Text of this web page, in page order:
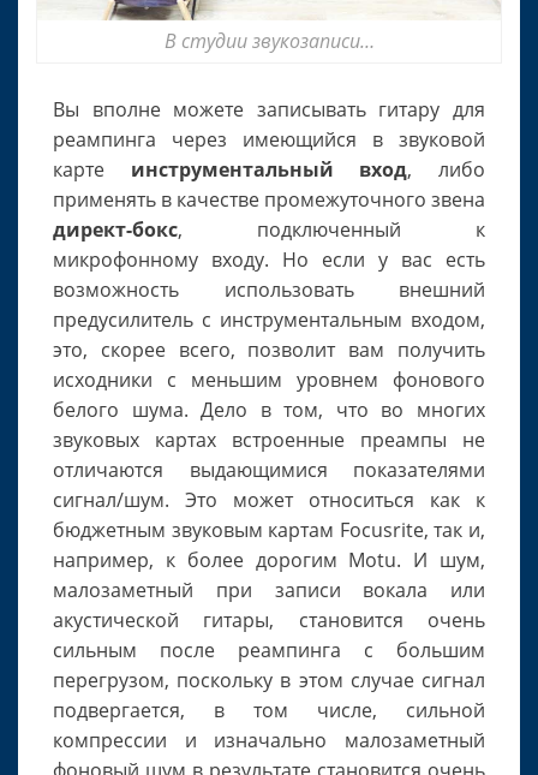
В студии звукозаписи…
Вы вполне можете записывать гитару для
реампинга через имеющийся в звуковой
карте инструментальный вход, либо
применять в качестве промежуточного звена
директ-бокс, подключенный к
микрофонному входу. Но если у вас есть
возможность использовать внешний
предусилитель с инструментальным входом,
это, скорее всего, позволит вам получить
исходники с меньшим уровнем фонового
белого шума. Дело в том, что во многих
звуковых картах встроенные преампы не
отличаются выдающимися показателями
сигнал/шум. Это может относиться как к
бюджетным звуковым картам Focusrite, так и,
например, к более дорогим Motu. И шум,
малозаметный при записи вокала или
акустической гитары, становится очень
сильным после реампинга с большим
перегрузом, поскольку в этом случае сигнал
подвергается, в том числе, сильной
компрессии и изначально малозаметный